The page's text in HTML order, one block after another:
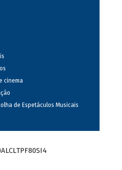
cinema
de Espetáculos Musicais